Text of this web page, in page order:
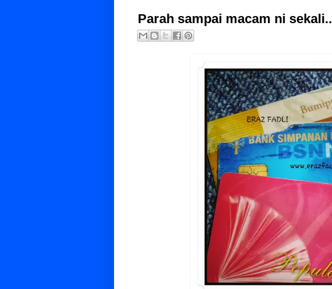
Parah sampai macam ni sekali..